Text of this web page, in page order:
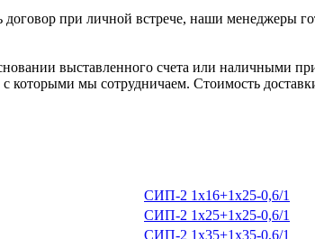
при личной встрече, наши менеджеры
выставленного счета или наличными
которыми мы сотрудничаем. Стоимость
СИП-2 1х16+1х25-0,6/1
СИП-2 1х25+1х25-0,6/1
СИП-2 1х35+1х35-0,6/1